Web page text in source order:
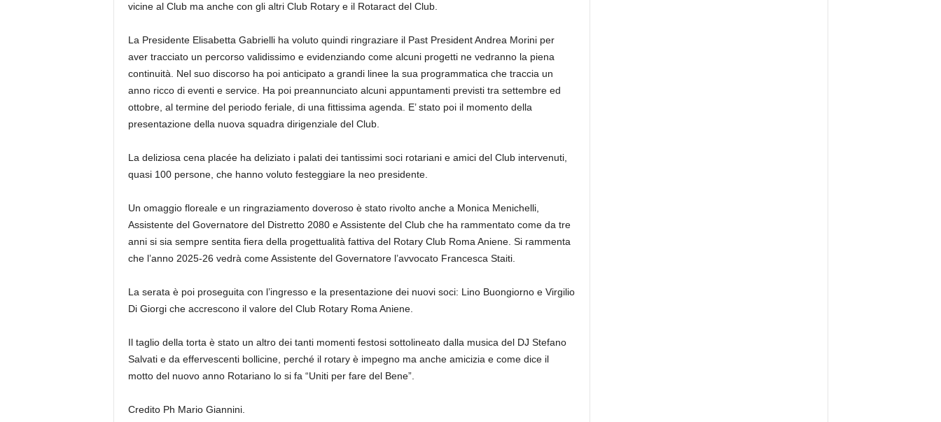
vicine al Club ma anche con gli altri Club Rotary e il Rotaract del Club.
La Presidente Elisabetta Gabrielli ha voluto quindi ringraziare il Past President Andrea Morini per
aver tracciato un percorso validissimo e evidenziando come alcuni progetti ne vedranno la piena
continuità. Nel suo discorso ha poi anticipato a grandi linee la sua programmatica che traccia un
anno ricco di eventi e service. Ha poi preannunciato alcuni appuntamenti previsti tra settembre ed
ottobre, al termine del periodo feriale, di una fittissima agenda. E’ stato poi il momento della
presentazione della nuova squadra dirigenziale del Club.
La deliziosa cena placée ha deliziato i palati dei tantissimi soci rotariani e amici del Club intervenuti,
quasi 100 persone, che hanno voluto festeggiare la neo presidente.
Un omaggio floreale e un ringraziamento doveroso è stato rivolto anche a Monica Menichelli,
Assistente del Governatore del Distretto 2080 e Assistente del Club che ha rammentato come da tre
anni si sia sempre sentita fiera della progettualità fattiva del Rotary Club Roma Aniene. Si rammenta
che l’anno 2025-26 vedrà come Assistente del Governatore l’avvocato Francesca Staiti.
La serata è poi proseguita con l’ingresso e la presentazione dei nuovi soci: Lino Buongiorno e Virgilio
Di Giorgi che accrescono il valore del Club Rotary Roma Aniene.
Il taglio della torta è stato un altro dei tanti momenti festosi sottolineato dalla musica del DJ Stefano
Salvati e da effervescenti bollicine, perché il rotary è impegno ma anche amicizia e come dice il
motto del nuovo anno Rotariano lo si fa “Uniti per fare del Bene”.
Credito Ph Mario Giannini.